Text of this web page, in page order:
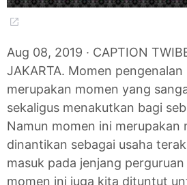
Aug 08, 2019 · CAPTION
JAKARTA. Momen pengenalan
merupakan momen yang
sekaligus menakutkan bagi
Namun momen ini merupakan
dinantikan sebagai usaha
masuk pada jenjang
momen ini juga kita dituntut